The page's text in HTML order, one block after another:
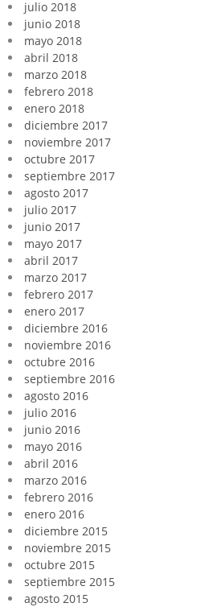
julio 2018
junio 2018
mayo 2018
abril 2018
marzo 2018
febrero 2018
enero 2018
diciembre 2017
noviembre 2017
octubre 2017
septiembre 2017
agosto 2017
julio 2017
junio 2017
mayo 2017
abril 2017
marzo 2017
febrero 2017
enero 2017
diciembre 2016
noviembre 2016
octubre 2016
septiembre 2016
agosto 2016
julio 2016
junio 2016
mayo 2016
abril 2016
marzo 2016
febrero 2016
enero 2016
diciembre 2015
noviembre 2015
octubre 2015
septiembre 2015
agosto 2015